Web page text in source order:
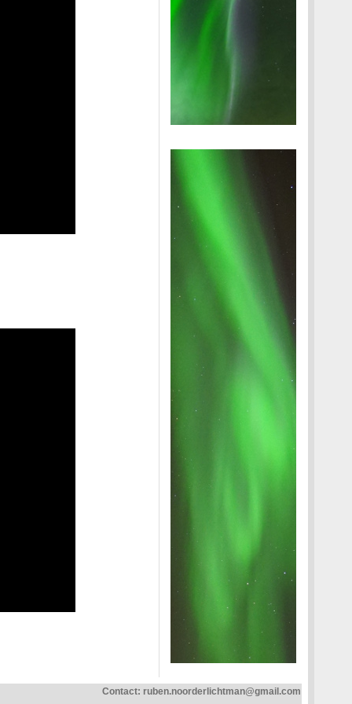
Contact: ruben.noorderlichtman@gmail.com